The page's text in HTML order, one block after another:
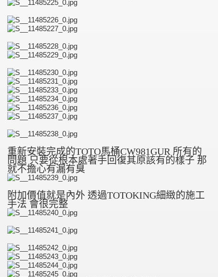
重新安裝完成的TOTO馬桶CW981GUR 所有的
問題 只要從根本處著手回復其原該有的樣子 那
就不擔心有漏有臭
附加價值就是內外 透過TOTOKING細緻的施工
手法 會很完整